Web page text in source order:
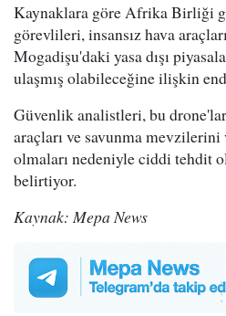
Kaynaklara göre Afrika Birliği
görevlileri, insansız hava
Mogadişu'daki yasa dışı
ulaşmış olabileceğine ilişkin
Güvenlik analistleri, bu
araçları ve savunma
olmaları nedeniyle ciddi tehdit
belirtiyor.
Kaynak: Mepa News